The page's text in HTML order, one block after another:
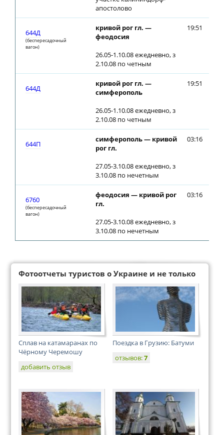
апостолово
644Д
(беспересадочный
вагон)
кривой рог гл. —
феодосия
26.05-1.10.08 ежедневно, з
2.10.08 по четным
19:51
644Д
кривой рог гл. —
симферополь
26.05-1.10.08 ежедневно, з
2.10.08 по четным
19:51
644П
симферополь — кривой
рог гл.
27.05-3.10.08 ежедневно, з
3.10.08 по нечетным
03:16
6760
(беспересадочный
вагон)
феодосия — кривой рог
гл.
27.05-3.10.08 ежедневно, з
3.10.08 по нечетным
03:16
Фотоотчеты туристов о Украине и не только
Сплав на катамаранах по
Чёрному Черемошу
добавить отзыв
Поездка в Грузию: Батуми
отзывов:7